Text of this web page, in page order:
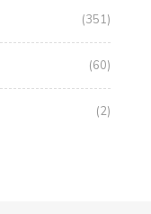
(351)
(60)
(2)